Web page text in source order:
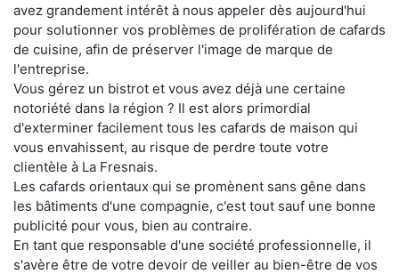
avez grandement intérêt à nous appeler dès aujourd'hui
pour solutionner vos problèmes de prolifération de cafards
de cuisine, afin de préserver l'image de marque de
l'entreprise.
Vous gérez un bistrot et vous avez déjà une certaine
notoriété dans la région ? Il est alors primordial
d'exterminer facilement tous les cafards de maison qui
vous envahissent, au risque de perdre toute votre
clientèle à La Fresnais.
Les cafards orientaux qui se promènent sans gêne dans
les bâtiments d'une compagnie, c'est tout sauf une bonne
publicité pour vous, bien au contraire.
En tant que responsable d'une société professionnelle, il
s'avère être de votre devoir de veiller au bien-être de vos